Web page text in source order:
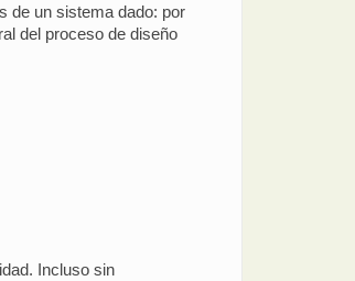
de un sistema dado: por
del proceso de diseño
Incluso sin